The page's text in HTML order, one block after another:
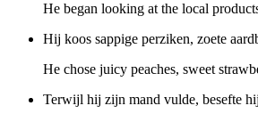
He began looking at the local
Hij koos sappige perziken, zoete
He chose juicy peaches, sweet
Terwijl hij zijn mand vulde, besefte